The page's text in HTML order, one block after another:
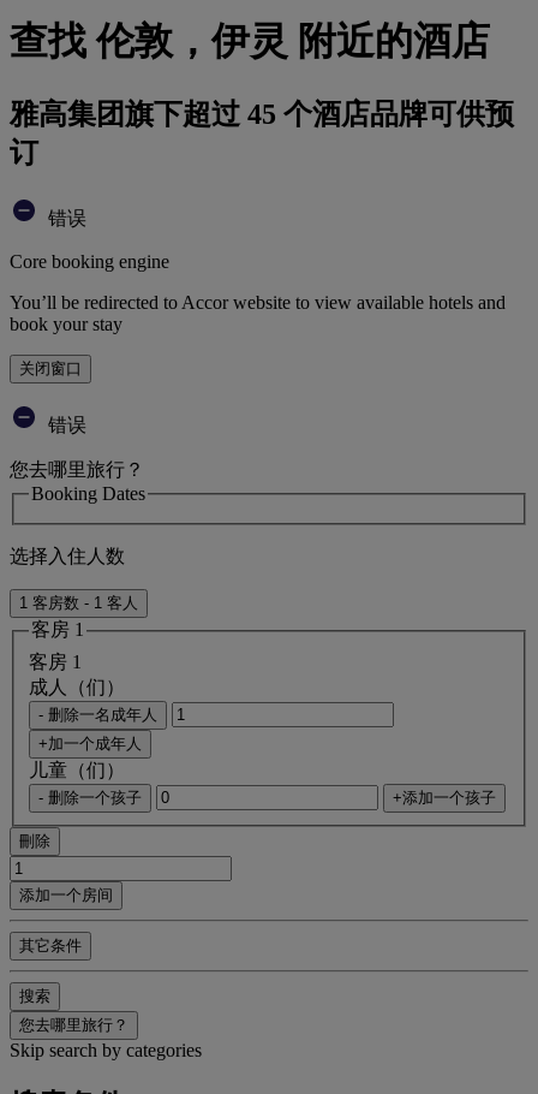
查找 伦敦，伊灵 附近的酒店
雅高集团旗下超过 45 个酒店品牌可供预
订
错误
Core booking engine
You’ll be redirected to Accor website to view available hotels and
book your stay
关闭窗口
错误
您去哪里旅行？
Booking Dates
选择入住人数
1 客房数 - 1 客人
客房 1
客房 1
成人（们）
- 删除一名成年人
+加一个成年人
儿童（们）
- 删除一个孩子 +添加一个孩子
刪除
添加一个房间
其它条件
搜索
您去哪里旅行？
Skip search by categories